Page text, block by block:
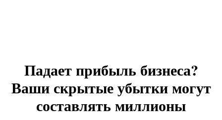
Падает прибыль бизнеса?
Ваши скрытые убытки могут
составлять миллионы